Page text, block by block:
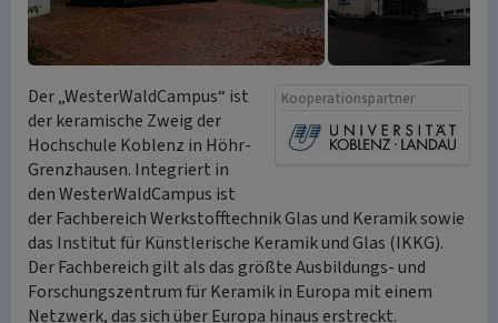
Kooperationspartner
Der „WesterWaldCampus“ ist
der keramische Zweig der
Hochschule Koblenz in Höhr-
Grenzhausen. Integriert in
den WesterWaldCampus ist
der Fachbereich Werkstofftechnik Glas und Keramik sowie
das Institut für Künstlerische Keramik und Glas (IKKG).
Der Fachbereich gilt als das größte Ausbildungs- und
Forschungszentrum für Keramik in Europa mit einem
Netzwerk, das sich über Europa hinaus erstreckt.